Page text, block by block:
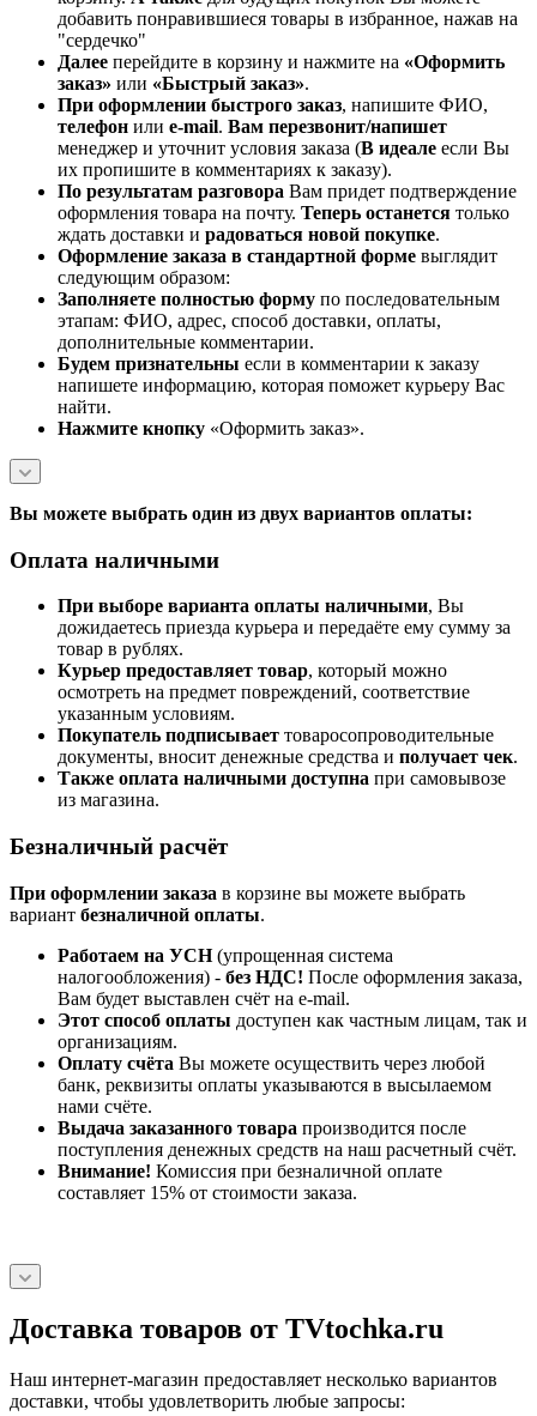
добавить понравившиеся товары в избранное, нажав на
"сердечко"
Далее перейдите в корзину и нажмите на «Оформить
заказ» или «Быстрый заказ».
При оформлении быстрого заказ, напишите ФИО,
телефон или e-mail. Вам перезвонит/напишет
менеджер и уточнит условия заказа (В идеале если Вы
их пропишите в комментариях к заказу).
По результатам разговора Вам придет подтверждение
оформления товара на почту. Теперь останется только
ждать доставки и радоваться новой покупке.
Оформление заказа в стандартной форме выглядит
следующим образом:
Заполняете полностью форму по последовательным
этапам: ФИО, адрес, способ доставки, оплаты,
дополнительные комментарии.
Будем признательны если в комментарии к заказу
напишете информацию, которая поможет курьеру Вас
найти.
Нажмите кнопку «Оформить заказ».
Вы можете выбрать один из двух вариантов оплаты:
Оплата наличными
При выборе варианта оплаты наличными, Вы
дожидаетесь приезда курьера и передаёте ему сумму за
товар в рублях.
Курьер предоставляет товар, который можно
осмотреть на предмет повреждений, соответствие
указанным условиям.
Покупатель подписывает товаросопроводительные
документы, вносит денежные средства и получает чек.
Также оплата наличными доступна при самовывозе
из магазина.
Безналичный расчёт
При оформлении заказа в корзине вы можете выбрать
вариант безналичной оплаты.
Работаем на УСН(упрощенная система
налогообложения) - без НДС! После оформления заказа,
Вам будет выставлен счёт на e-mail.
Этот способ оплаты доступен как частным лицам, так и
организациям.
Оплату счёта Вы можете осуществить через любой
банк, реквизиты оплаты указываются в высылаемом
нами счёте.
Выдача заказанного товара производится после
поступления денежных средств на наш расчетный счёт.
Внимание! Комиссия при безналичной оплате
составляет 15% от стоимости заказа.
Доставка товаров от TVtochka.ru
Наш интернет-магазин предоставляет несколько вариантов
доставки, чтобы удовлетворить любые запросы: